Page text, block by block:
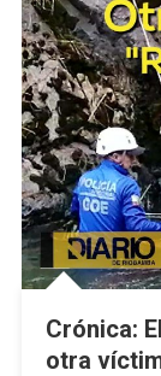
Crónica:
otra